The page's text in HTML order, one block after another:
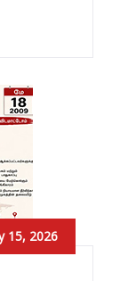
15, 2026